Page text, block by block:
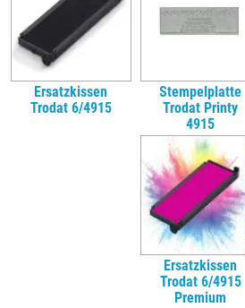
Ersatzkissen
Trodat 6/4915
Stempelplatte
Trodat Printy
4915
Ersatzkissen
Trodat 6/4915
Premium